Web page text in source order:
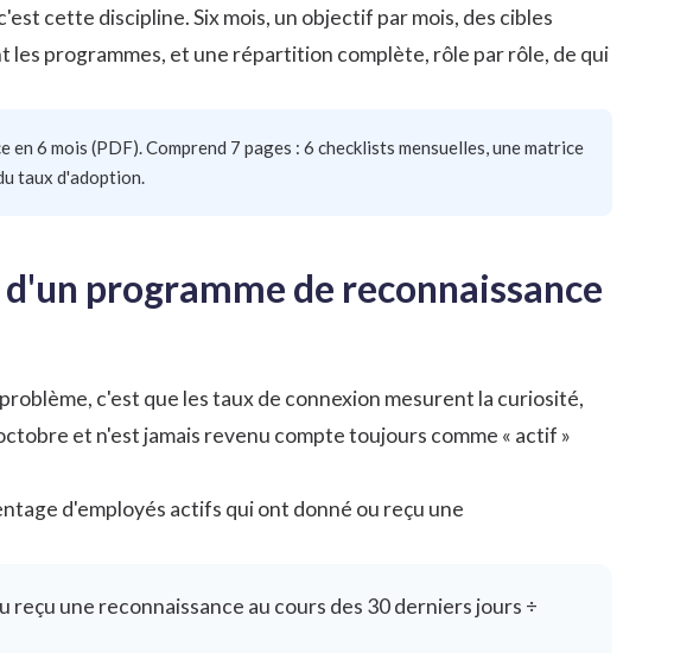
cette discipline. Six mois, un objectif par mois, des cibles
les programmes, et une répartition complète, rôle par rôle, de qui
en 6 mois (PDF). Comprend 7 pages : 6 checklists mensuelles, une matrice
taux d'adoption.
programme de reconnaissance
c'est que les taux de connexion mesurent la curiosité,
et n'est jamais revenu compte toujours comme « actif »
d'employés actifs qui ont donné ou reçu une
une reconnaissance au cours des 30 derniers jours ÷